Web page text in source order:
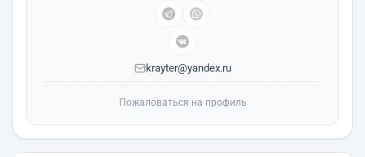
krayter@yandex.ru
Пожаловаться на профиль